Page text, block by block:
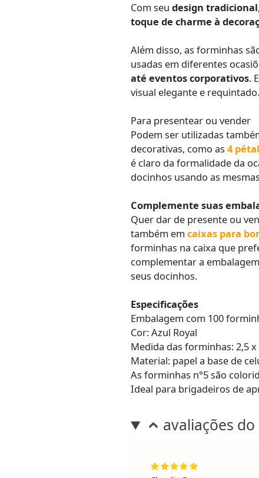
Com seudesign tradicional
toque de charme à
Além disso, as forminhas
usadas em diferentes
até eventos corporativos.
visual elegante e requintado.
Para presentear ou vender
Podem ser utilizadas
decorativas, como as4
é claro da formalidade da
docinhos usando as
Complemente suas
Quer dar de presente ou
também emcaixas para
forminhas na caixa que
complementar a
seus docinhos.
Especificações
Embalagem com 100
Cor: Azul Royal
Medida das forminhas: 2,5
Material: papel a base de
As forminhas n°5 são
Ideal para brigadeiros de
avaliações